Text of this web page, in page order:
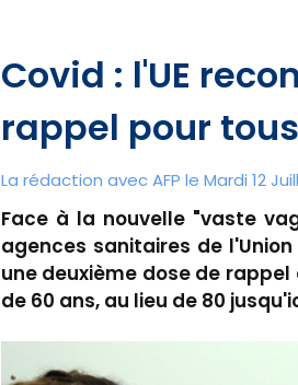
Covid : l'UE
rappel pour
La rédaction avec AFP le Mardi 12
Face à la nouvelle "vaste
agences sanitaires de
une deuxième dose de
de 60 ans, au lieu de 80